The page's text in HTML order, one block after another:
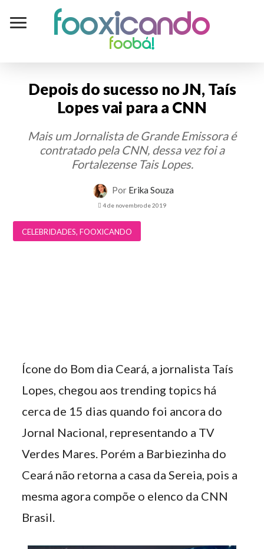
Fooxicando
foobá!
Depois do sucesso no JN, Taís
Lopes vai para a CNN
Mais um Jornalista de Grande Emissora é
contratado pela CNN, dessa vez foi a
Fortalezense Tais Lopes.
Por Erika Souza
4 de novembro de 2019
CELEBRIDADES,FOOXICANDO
Ícone do Bom dia Ceará, a jornalista Taís
Lopes, chegou aos trending topics há
cerca de 15 dias quando foi ancora do
Jornal Nacional, representando a TV
Verdes Mares. Porém a Barbiezinha do
Ceará não retorna a casa da Sereia, pois a
mesma agora compõe o elenco da CNN
Brasil.